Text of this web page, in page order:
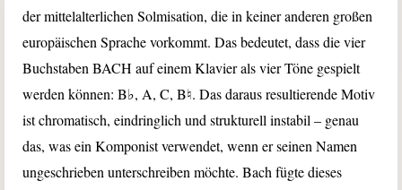
der mittelalterlichen Solmisation, die in keiner anderen großen
europäischen Sprache vorkommt. Das bedeutet, dass die vier
Buchstaben BACH auf einem Klavier als vier Töne gespielt
werden können: B♭, A, C, B♮. Das daraus resultierende Motiv
ist chromatisch, eindringlich und strukturell instabil – genau
das, was ein Komponist verwendet, wenn er seinen Namen
ungeschrieben unterschreiben möchte. Bach fügte dieses